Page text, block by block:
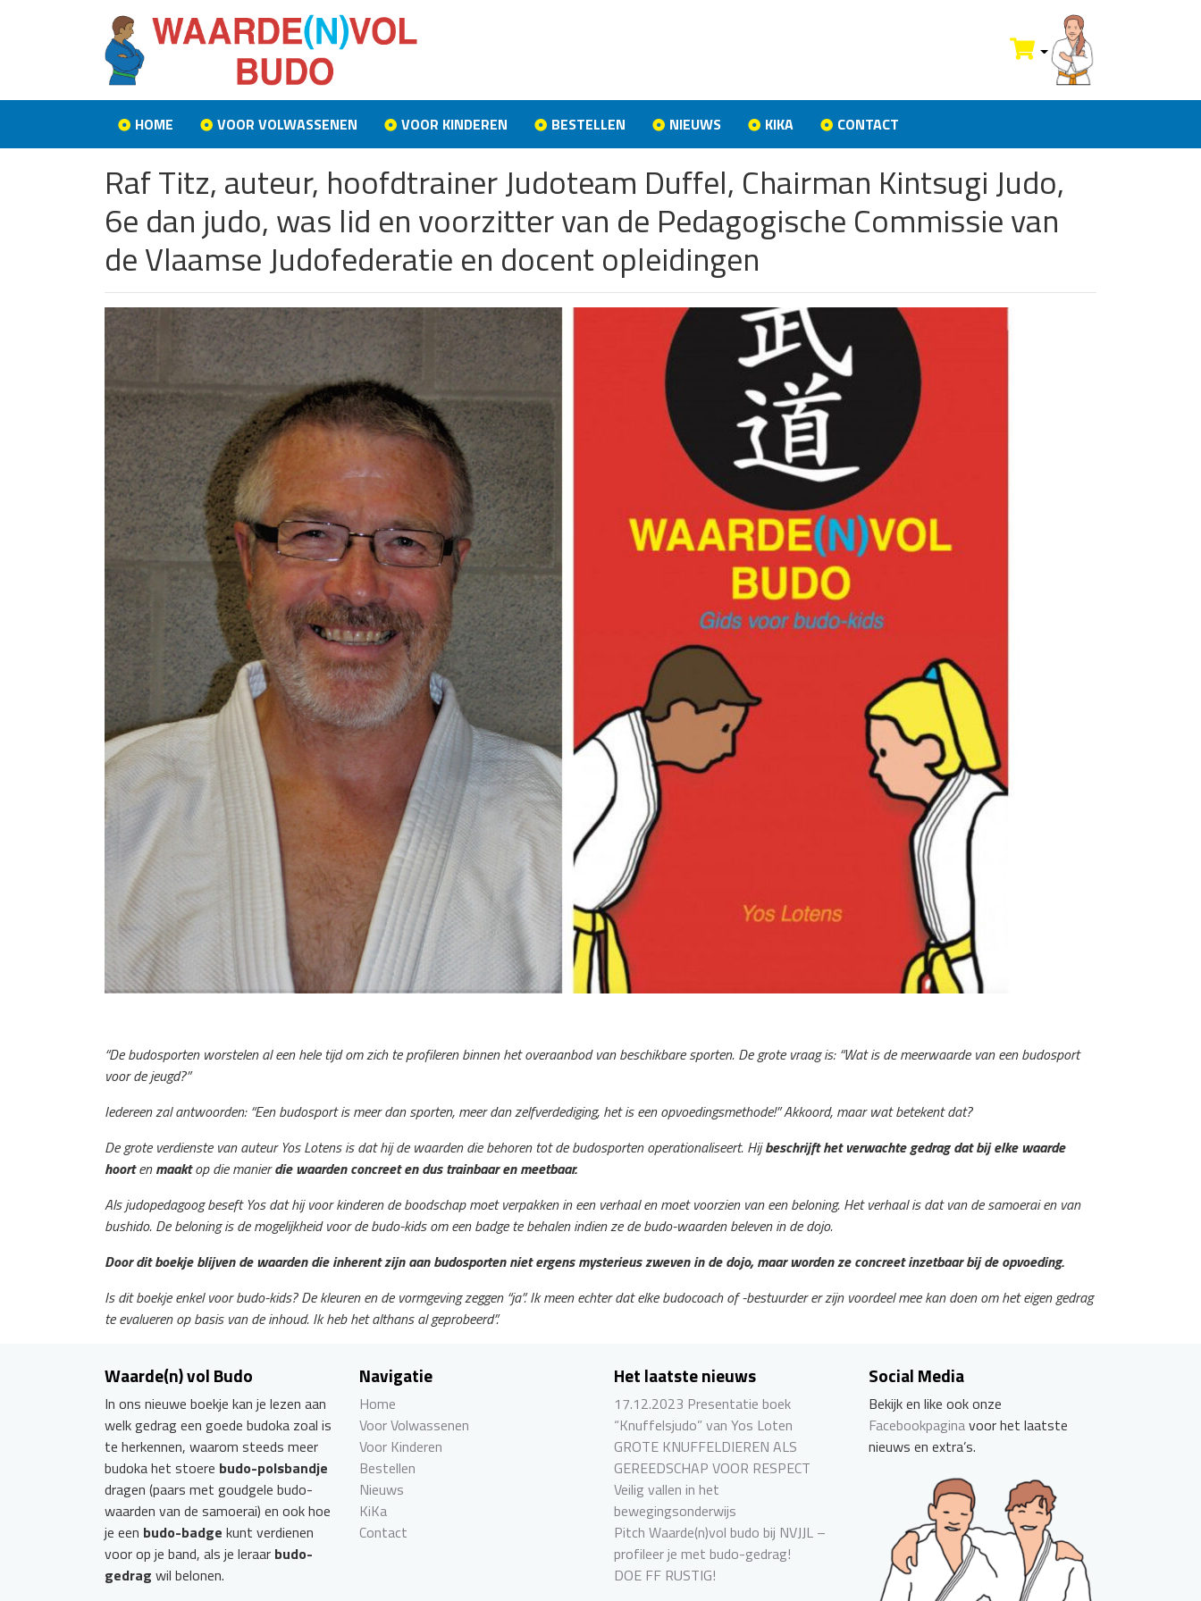
HOME VOOR VOLWASSENEN VOOR KINDEREN BESTELLEN NIEUWS KIKA CONTACT
Raf Titz, auteur, hoofdtrainer Judoteam Duffel, Chairman Kintsugi Judo,
6e dan judo, was lid en voorzitter van de Pedagogische Commissie van
de Vlaamse Judofederatie en docent opleidingen
“De budosporten worstelen al een hele tijd om zich te profileren binnen het overaanbod van beschikbare sporten. De grote vraag is: “Wat is de meerwaarde van een budosport
voor de jeugd?”
Iedereen zal antwoorden: “Een budosport is meer dan sporten, meer dan zelfverdediging, het is een opvoedingsmethode!” Akkoord, maar wat betekent dat?
De grote verdienste van auteur Yos Lotens is dat hij de waarden die behoren tot de budosporten operationaliseert. Hijbeschrijft het verwachte gedrag dat bij elke waarde
hoortenmaaktop die manierdie waarden concreet en dus trainbaar en meetbaar.
Als judopedagoog beseft Yos dat hij voor kinderen de boodschap moet verpakken in een verhaal en moet voorzien van een beloning. Het verhaal is dat van de samoerai en van
bushido. De beloning is de mogelijkheid voor de budo-kids om een badge te behalen indien ze de budo-waarden beleven in de dojo.
Door dit boekje blijven de waarden die inherent zijn aan budosporten niet ergens mysterieus zweven in de dojo, maar worden ze concreet inzetbaar bij de opvoeding.
Is dit boekje enkel voor budo-kids? De kleuren en de vormgeving zeggen “ja”. Ik meen echter dat elke budocoach of -bestuurder er zijn voordeel mee kan doen om het eigen gedrag
te evalueren op basis van de inhoud. Ik heb het althans al geprobeerd”.
Waarde(n) vol Budo
In ons nieuwe boekje kan je lezen aan
welk gedrag een goede budoka zoal is
te herkennen, waarom steeds meer
budoka het stoere budo-polsbandje
dragen (paars met goudgele budo-
waarden van de samoerai) en ook hoe
je een budo-badge kunt verdienen
voor op je band, als je leraar budo-
gedrag wil belonen.
Navigatie
Home
Voor Volwassenen
Voor Kinderen
Bestellen
Nieuws
KiKa
Contact
Het laatste nieuws
17.12.2023 Presentatie boek
“Knuffelsjudo” van Yos Loten
GROTE KNUFFELDIEREN ALS
GEREEDSCHAP VOOR RESPECT
Veilig vallen in het
bewegingsonderwijs
Pitch Waarde(n)vol budo bij NVJJL –
profileer je met budo-gedrag!
DOE FF RUSTIG!
Social Media
Bekijk en like ook onze
Facebookpaginavoor het laatste
nieuws en extra’s.